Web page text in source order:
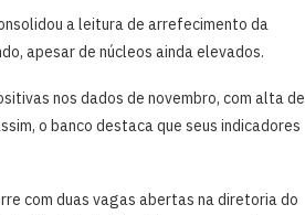
a leitura de arrefecimento da
apesar de núcleos ainda elevados.
nos dados de novembro, com alta de
o banco destaca que seus indicadores
com duas vagas abertas na diretoria do